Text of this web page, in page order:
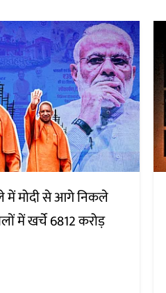
में मोदी से आगे निकले
में खर्चे 6812 करोड़